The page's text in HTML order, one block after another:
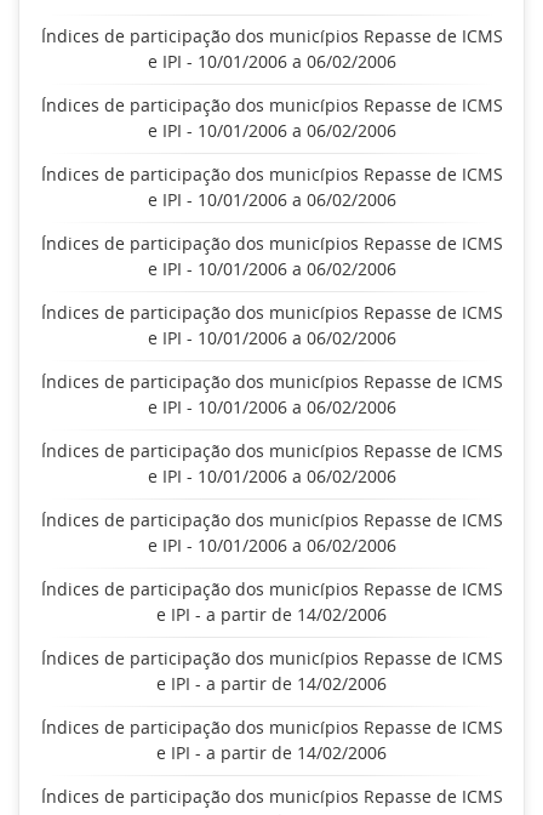
Índices de participação dos municípios Repasse de ICMS
e IPI - 10/01/2006 a 06/02/2006
Índices de participação dos municípios Repasse de ICMS
e IPI - 10/01/2006 a 06/02/2006
Índices de participação dos municípios Repasse de ICMS
e IPI - 10/01/2006 a 06/02/2006
Índices de participação dos municípios Repasse de ICMS
e IPI - 10/01/2006 a 06/02/2006
Índices de participação dos municípios Repasse de ICMS
e IPI - 10/01/2006 a 06/02/2006
Índices de participação dos municípios Repasse de ICMS
e IPI - 10/01/2006 a 06/02/2006
Índices de participação dos municípios Repasse de ICMS
e IPI - 10/01/2006 a 06/02/2006
Índices de participação dos municípios Repasse de ICMS
e IPI - 10/01/2006 a 06/02/2006
Índices de participação dos municípios Repasse de ICMS
e IPI - a partir de 14/02/2006
Índices de participação dos municípios Repasse de ICMS
e IPI - a partir de 14/02/2006
Índices de participação dos municípios Repasse de ICMS
e IPI - a partir de 14/02/2006
Índices de participação dos municípios Repasse de ICMS